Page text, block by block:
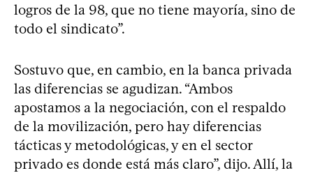
logros de la 98, que no tiene mayoría, sino de
todo el sindicato”.
Sostuvo que, en cambio, en la banca privada
las diferencias se agudizan. “Ambos
apostamos a la negociación, con el respaldo
de la movilización, pero hay diferencias
tácticas y metodológicas, y en el sector
privado es donde está más claro”, dijo. Allí, la